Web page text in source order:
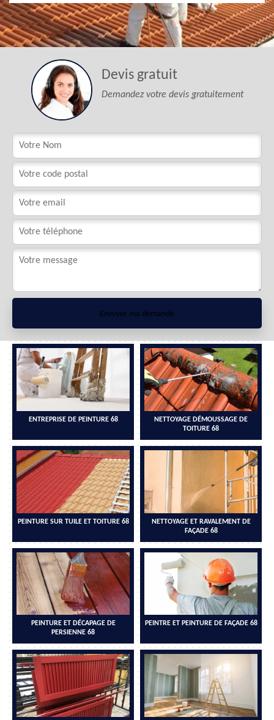
Devis gratuit
Demandez votre devis gratuitement
ENTREPRISE DE PEINTURE 68
NETTOYAGE DÉMOUSSAGE DE
TOITURE 68
PEINTURE SUR TUILE ET TOITURE 68
NETTOYAGE ET RAVALEMENT DE
FAÇADE 68
PEINTURE ET DÉCAPAGE DE
PERSIENNE 68
PEINTRE ET PEINTURE DE FAÇADE 68